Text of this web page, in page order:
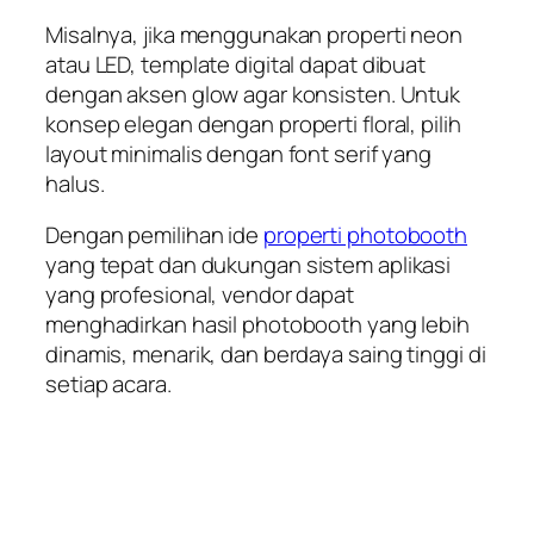
Misalnya, jika menggunakan properti neon
atau LED, template digital dapat dibuat
dengan aksen glow agar konsisten. Untuk
konsep elegan dengan properti floral, pilih
layout minimalis dengan font serif yang
halus.
Dengan pemilihan ide properti photobooth
yang tepatdan dukungan sistem aplikasi
yang profesional, vendor dapat
menghadirkan hasil photobooth yang lebih
dinamis, menarik, dan berdaya saing tinggi di
setiap acara.